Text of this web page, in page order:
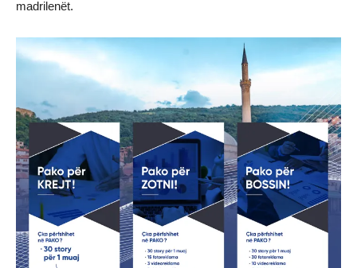
madrilenët.